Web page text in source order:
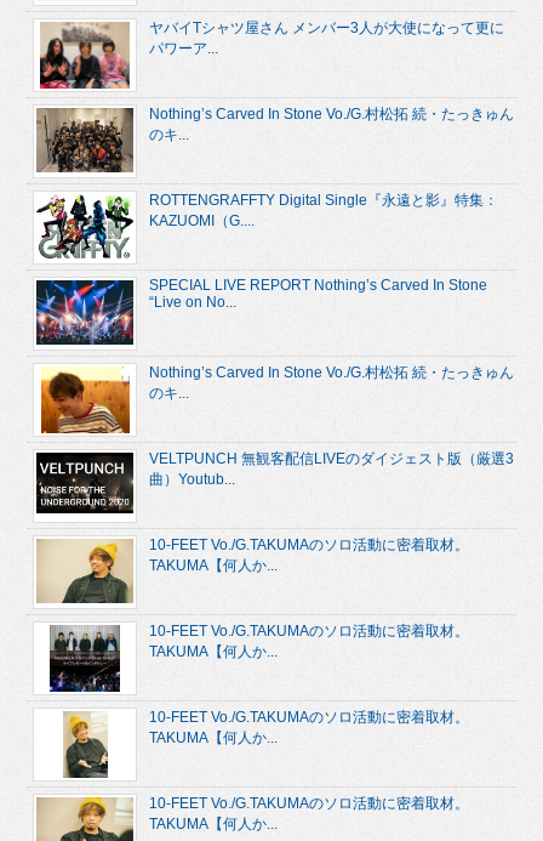
ヤバイTシャツ屋さん メンバー3人が大使になって更に
パワーア...
Nothing’s Carved In Stone Vo./G.村松拓 続・たっきゅん
のキ...
ROTTENGRAFFTY Digital Single『永遠と影』特集：
KAZUOMI（G....
SPECIAL LIVE REPORT Nothing’s Carved In Stone
“Live on No...
Nothing’s Carved In Stone Vo./G.村松拓 続・たっきゅん
のキ...
VELTPUNCH 無観客配信LIVEのダイジェスト版（厳選3
曲）Youtub...
10-FEET Vo./G.TAKUMAのソロ活動に密着取材。
TAKUMA【何人か...
10-FEET Vo./G.TAKUMAのソロ活動に密着取材。
TAKUMA【何人か...
10-FEET Vo./G.TAKUMAのソロ活動に密着取材。
TAKUMA【何人か...
10-FEET Vo./G.TAKUMAのソロ活動に密着取材。
TAKUMA【何人か...